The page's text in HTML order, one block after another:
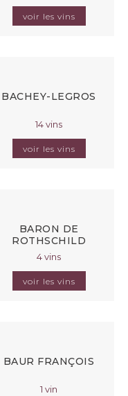
voir les vins
BACHEY-LEGROS
14 vins
voir les vins
BARON DE
ROTHSCHILD
4 vins
voir les vins
BAUR FRANÇOIS
1 vin